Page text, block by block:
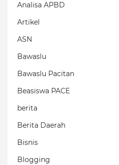
Analisa APBD
Artikel
ASN
Bawaslu
Bawaslu Pacitan
Beasiswa PACE
berita
Berita Daerah
Bisnis
Blogging